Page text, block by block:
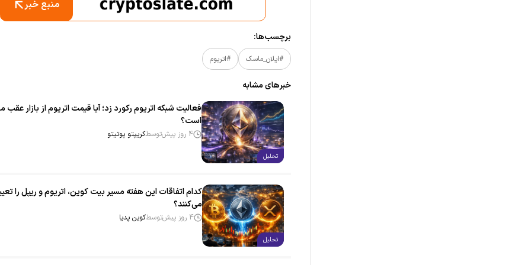
منبع خبر
برچسب‌ها:
#ایلان_ماسک #اتریوم
خبر‌های مشابه
تحلیل
فعالیت شبکه اتریوم رکورد زد؛ آیا قیمت اتریوم از بازار عقب
است؟
4 روز پیش توسطکریپتو پوتیتو
تحلیل
کدام اتفاقات این هفته مسیر بیت‌ کوین، اتریوم و ریپل را
می‌کنند؟
4 روز پیش توسطکوین پدیا